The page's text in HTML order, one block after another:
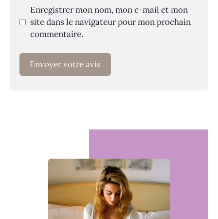
Enregistrer mon nom, mon e-mail et mon
site dans le navigateur pour mon prochain
commentaire.